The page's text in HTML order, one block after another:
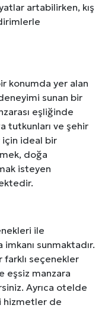
artabilirken, kış
konumda yer alan
sunan bir
eşliğinde
tutkunları ve şehir
için ideal bir
doğa
isteyen
ile
sunmaktadır.
seçenekler
eşsiz manzara
Ayrıca otelde
hizmetler de